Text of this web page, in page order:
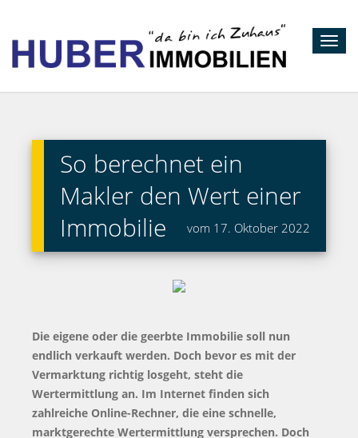
So berechnet ein
Makler den Wert einer
Immobilie
vom 17. Oktober 2022
Die eigene oder die geerbte Immobilie soll nun
endlich verkauft werden. Doch bevor es mit der
Vermarktung richtig losgeht, steht die
Wertermittlung an. Im Internet finden sich
zahlreiche Online-Rechner, die eine schnelle,
marktgerechte Wertermittlung versprechen. Doch